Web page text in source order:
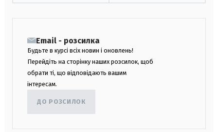
Email - розсилка
Будьте в курсі всіх новин і оновлень!
Перейдіть на сторінку наших розсилок, щоб
обрати ті, що відповідають вашим
інтересам.
ДО РОЗСИЛОК